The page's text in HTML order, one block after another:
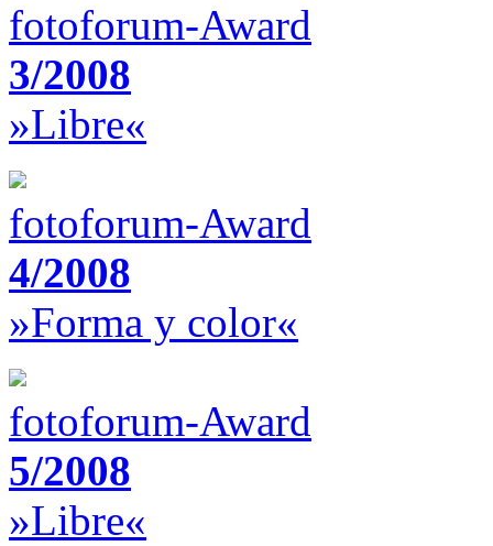
fotoforum-Award
3/2008
»Libre«
fotoforum-Award
4/2008
»Forma y color«
fotoforum-Award
5/2008
»Libre«